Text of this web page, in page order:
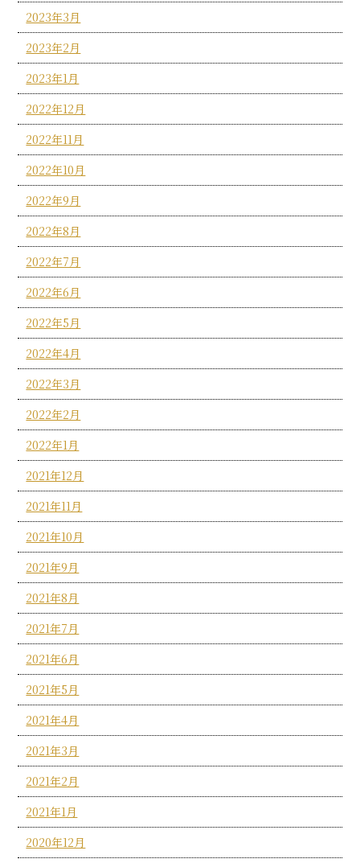
2023年3月
2023年2月
2023年1月
2022年12月
2022年11月
2022年10月
2022年9月
2022年8月
2022年7月
2022年6月
2022年5月
2022年4月
2022年3月
2022年2月
2022年1月
2021年12月
2021年11月
2021年10月
2021年9月
2021年8月
2021年7月
2021年6月
2021年5月
2021年4月
2021年3月
2021年2月
2021年1月
2020年12月